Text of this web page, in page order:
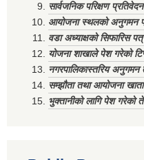
सार्वजनिक परिक्षण
आयोजना स्थलको अनुगमन
वडा अध्याक्षको सिफारिस
योजना शाखाले पेश गरेको
नगरपालिकास्तरिय
सम्झौता तथा आयोजना
भुक्तानीको लागि पेश गरेको